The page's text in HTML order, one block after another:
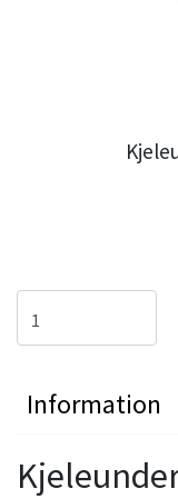
Information